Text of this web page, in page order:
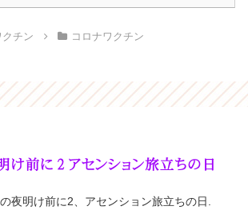
クチン コロナワクチン
夜明け前に2、アセンション旅立ちの日.